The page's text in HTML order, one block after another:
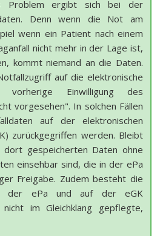
Problem ergibt sich bei der
Denn wenn die Not am
wenn ein Patient nach einem
nicht mehr in der Lage ist,
kommt niemand an die Daten.
auf die elektronische
vorherige Einwilligung des
vorgesehen". In solchen Fällen
auf der elektronischen
zurückgegriffen werden. Bleibt
gespeicherten Daten ohne
einsehbar sind, die in der ePa
Freigabe. Zudem besteht die
der ePa und auf der eGK
nicht im Gleichklang gepflegte,